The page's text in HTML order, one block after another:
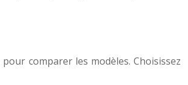
comparer les modèles. Choisissez